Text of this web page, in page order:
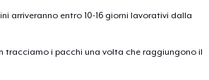
arriveranno entro 10-16 giorni lavorativi dalla
tracciamo i pacchi una volta che raggiungono il